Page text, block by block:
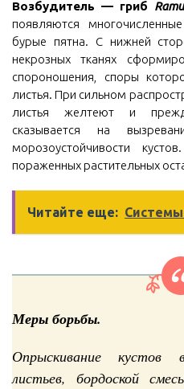
Возбудитель — гриб
появляются
бурые пятна. С нижней
некрозных тканях
спороношения, споры
листья. При сильном
листья желтеют и
сказывается на
морозоустойчивости
пораженных растительных
Читайте еще:
Меры борьбы.
Опрыскивание кустов
листьев, бордоской